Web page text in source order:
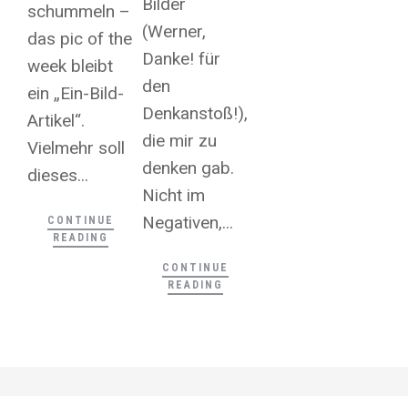
schummeln –
das pic of the
week bleibt
ein „Ein-Bild-
Artikel“.
Vielmehr soll
dieses...
CONTINUE
READING
(Werner,
Danke! für
den
Denkanstoß!),
die mir zu
denken gab.
Nicht im
Negativen,...
CONTINUE
READING